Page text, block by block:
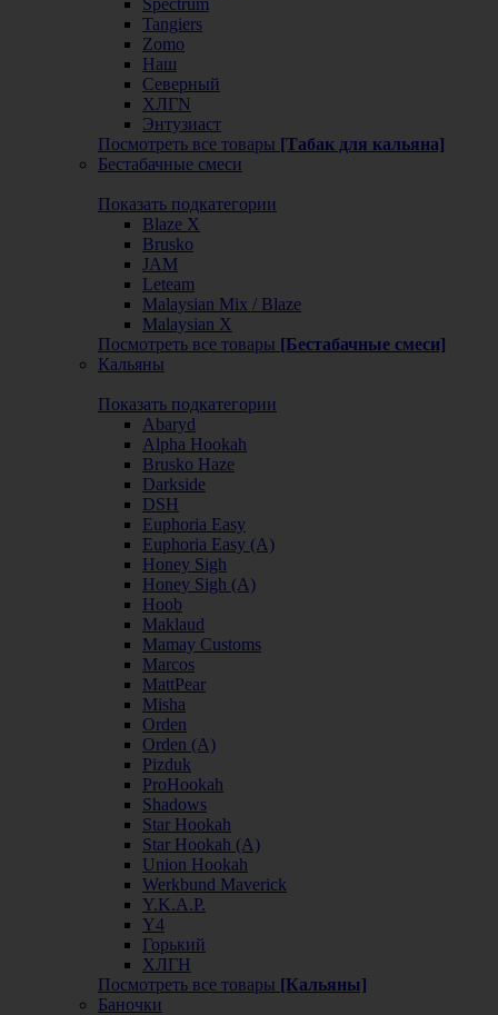
Spectrum
Tangiers
Zomo
Наш
Северный
ХЛГN
Энтузиаст
Посмотреть все товары [Табак для кальяна]
Бестабачные смеси
Показать подкатегории
Blaze X
Brusko
JAM
Leteam
Malaysian Mix / Blaze
Malaysian X
Посмотреть все товары [Бестабачные смеси]
Кальяны
Показать подкатегории
Abaryd
Alpha Hookah
Brusko Haze
Darkside
DSH
Euphoria Easy
Euphoria Easy (А)
Honey Sigh
Honey Sigh (А)
Hoob
Maklaud
Mamay Customs
Marcos
MattPear
Misha
Orden
Orden (А)
Pizduk
ProHookah
Shadows
Star Hookah
Star Hookah (А)
Union Hookah
Werkbund Maverick
Y.K.A.P.
Y4
Горький
ХЛГН
Посмотреть все товары [Кальяны]
Баночки